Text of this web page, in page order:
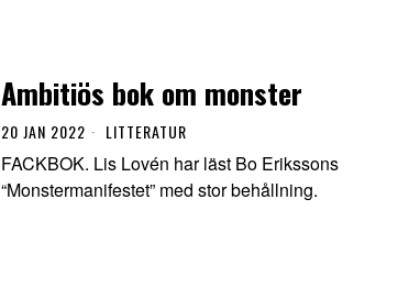
Ambitiös bok om monster
20 JAN 2022 LITTERATUR
FACKBOK. Lis Lovén har läst Bo Erikssons
“Monstermanifestet” med stor behållning.